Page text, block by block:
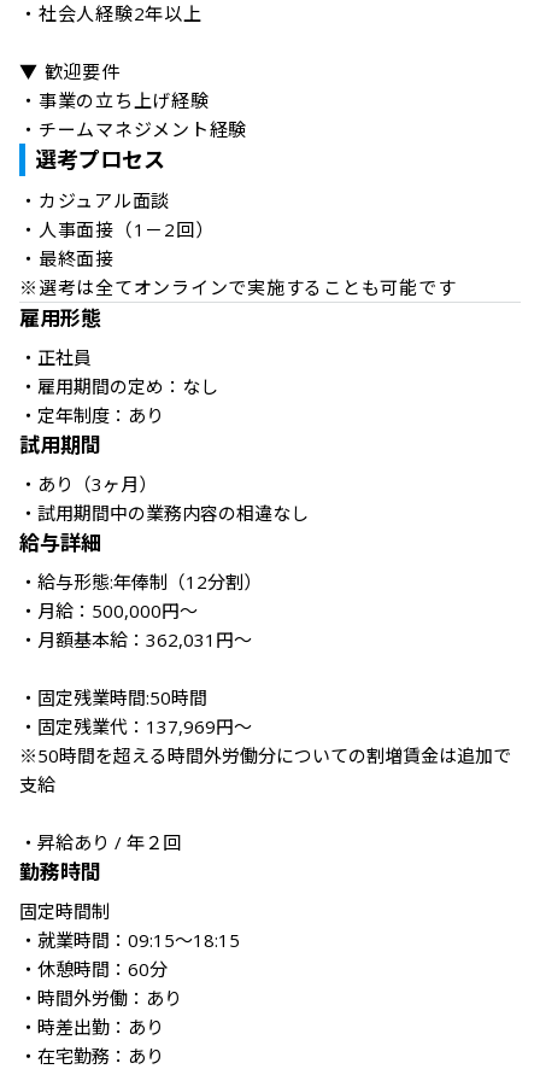
・社会人経験2年以上
▼ 歓迎要件
・事業の立ち上げ経験
・チームマネジメント経験
選考プロセス
・カジュアル面談
・人事面接（1－2回）
・最終面接
※選考は全てオンラインで実施することも可能です
雇用形態
・正社員
・雇用期間の定め：なし
・定年制度：あり
試用期間
・あり（3ヶ月）
給与詳細
・給与形態:年俸制（12分割）
・月給：500,000円～
・月額基本給：362,031円～
・固定残業時間:50時間
・固定残業代：137,969円～
※50時間を超える時間外労働分についての割増賃金は追加で
支給
・昇給あり / 年２回
勤務時間
固定時間制
・就業時間：09:15～18:15
・休憩時間：60分
・時間外労働：あり
・時差出勤：あり
・在宅勤務：あり